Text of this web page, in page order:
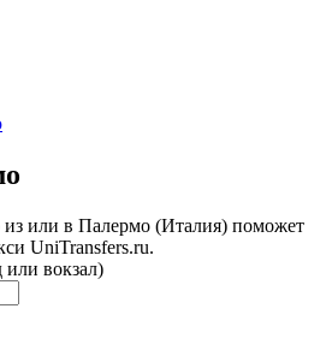
из или в Палермо (Италия) поможет
UniTransfers.ru.
или вокзал)